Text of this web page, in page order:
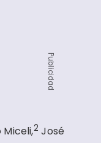
Publicidad
Miceli,2 José